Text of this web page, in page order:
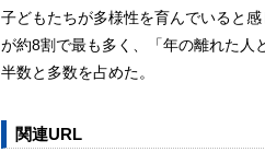
子どもたちが多様性を育んでいると
が約8割で最も多く、「年の離れた人
半数と多数を占めた。
関連URL